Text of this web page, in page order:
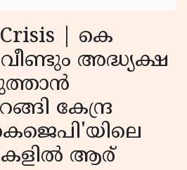
Crisis | കെ
അദ്ധ്യക്ഷ
കേന്ദ്ര
ആര്